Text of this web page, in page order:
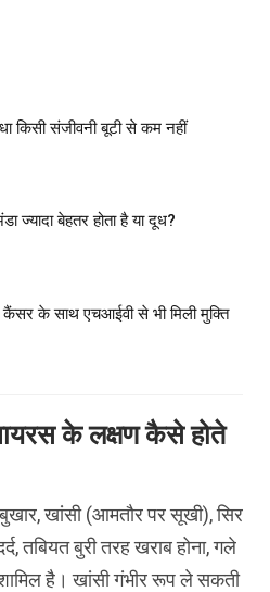
किसी संजीवनी बूटी से कम नहीं
ज्यादा बेहतर होता है या दूध?
के साथ एचआईवी से भी मिली मुक्ति
के लक्षण कैसे होते
खांसी (आमतौर पर सूखी), सिर
तबियत बुरी तरह खराब होना, गले
है। खांसी गंभीर रूप ले सकती